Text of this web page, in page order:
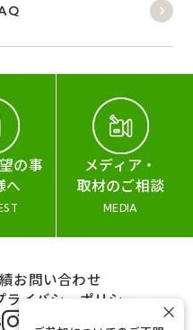
の事
へ
メディア・
取材のご相談
MEDIA
お問い合わせ
ライバシーポリシー
×